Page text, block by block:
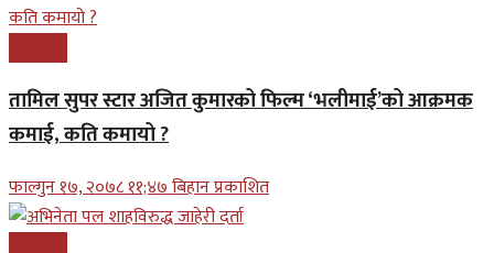
तामिल सुपर स्टार अजित कुमारको फिल्म ‘भलीमाई’को आक्रमक
कमाई, कति कमायो ?
फाल्गुन १७, २०७८ ११;४७ बिहान प्रकाशित